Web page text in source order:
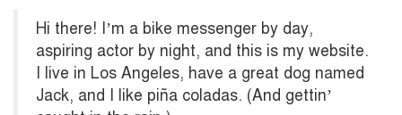
Hi there! I’m a bike messenger by day,
aspiring actor by night, and this is my website.
I live in Los Angeles, have a great dog named
Jack, and I like piña coladas. (And gettin’